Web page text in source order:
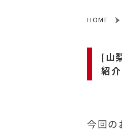
HOME
[山
紹介
今回の